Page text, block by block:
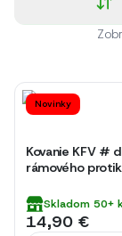
Novinky
Kovanie KFV #
rámového
dverí 116-06-2
Skladom 50+
14,90 €